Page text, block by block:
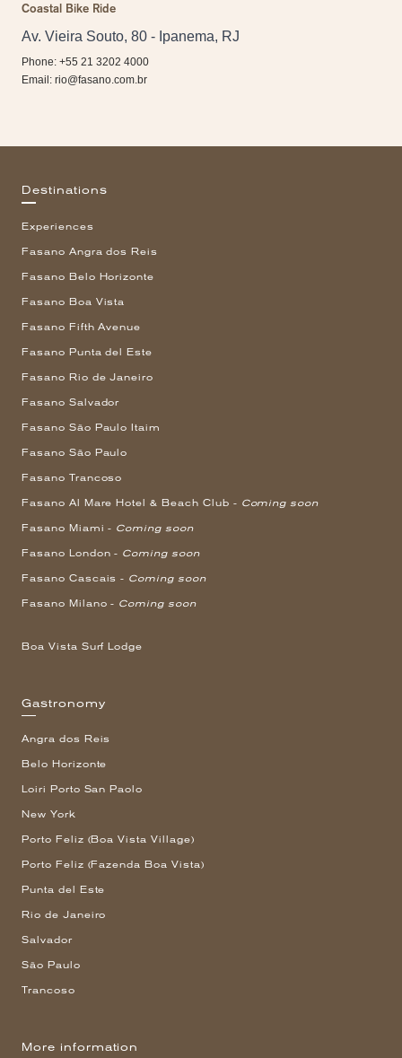
Coastal Bike Ride
Av. Vieira Souto, 80 - Ipanema, RJ
Phone: +55 21 3202 4000
Email: rio@fasano.com.br
Destinations
Experiences
Fasano Angra dos Reis
Fasano Belo Horizonte
Fasano Boa Vista
Fasano Fifth Avenue
Fasano Punta del Este
Fasano Rio de Janeiro
Fasano Salvador
Fasano São Paulo Itaim
Fasano São Paulo
Fasano Trancoso
Fasano Al Mare Hotel & Beach Club - Coming soon
Fasano Miami - Coming soon
Fasano London - Coming soon
Fasano Cascais - Coming soon
Fasano Milano - Coming soon
Boa Vista Surf Lodge
Gastronomy
Angra dos Reis
Belo Horizonte
Loiri Porto San Paolo
New York
Porto Feliz (Boa Vista Village)
Porto Feliz (Fazenda Boa Vista)
Punta del Este
Rio de Janeiro
Salvador
São Paulo
Trancoso
More information